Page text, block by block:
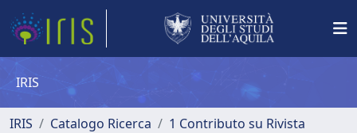
IRIS
IRIS Catalogo Ricerca
1 Contributo su Rivista